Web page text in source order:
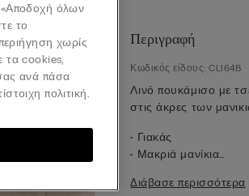
Περιγραφή
Κωδικός είδους: CL164B
Λινό πουκάμισο με
στις άκρες των
• Γιακάς
• Μακριά μανίκια
• Ωμίτης και πιέτα
Διάβασε περισσότερα
«Αποδοχή όλων
το
χωρίς
τα cookies,
ανά πάσα
πολιτική.